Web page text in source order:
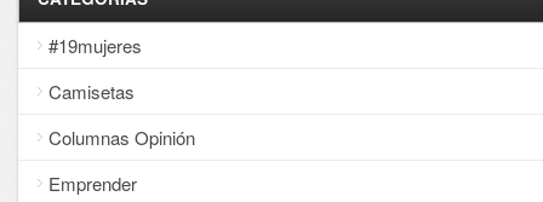
#19mujeres
Camisetas
Columnas Opinión
Emprender